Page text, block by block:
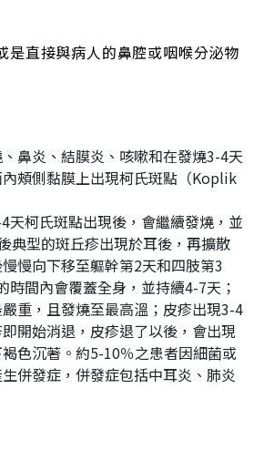
是直接與病人的鼻腔或咽喉分泌物
鼻炎、結膜炎、咳嗽和在發燒3-4天
頰側黏膜上出現柯氏斑點（Koplik
天柯氏斑點出現後，會繼續發燒，並
典型的斑丘疹出現於耳後，再擴散
慢向下移至軀幹第2天和四肢第3
時間內會覆蓋全身，並持續4-7天；
重，且發燒至最高溫；皮疹出現3-4
開始消退，皮疹退了以後，會出現
色沉著。約5-10％之患者因細菌或
併發症，併發症包括中耳炎、肺炎